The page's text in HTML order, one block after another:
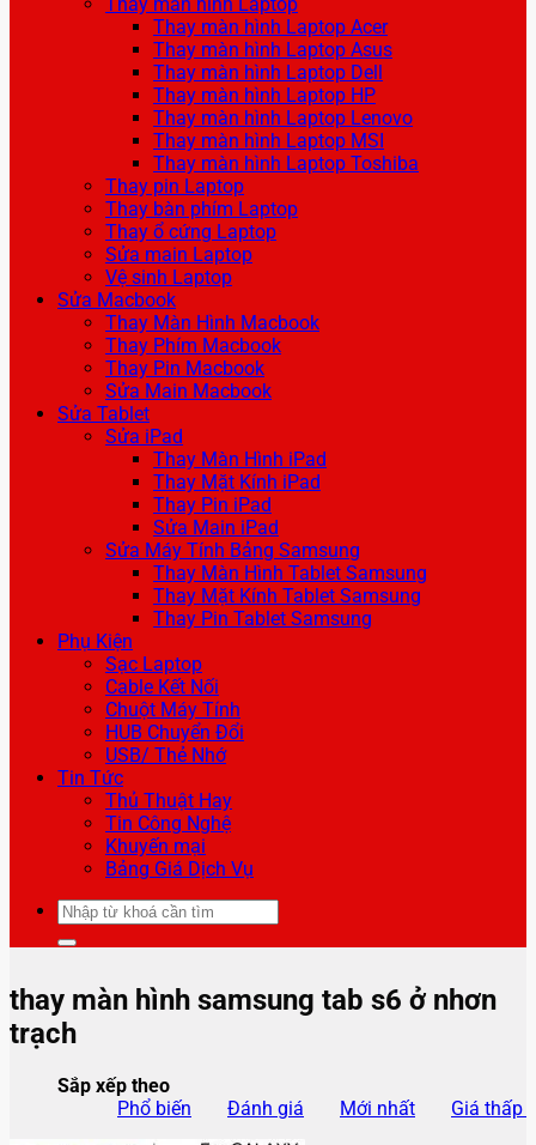
Thay màn hình Laptop Acer
Thay màn hình Laptop Asus
Thay màn hình Laptop Dell
Thay màn hình Laptop HP
Thay màn hình Laptop Lenovo
Thay màn hình Laptop MSI
Thay màn hình Laptop Toshiba
Thay pin Laptop
Thay bàn phím Laptop
Thay ổ cứng Laptop
Sửa main Laptop
Vệ sinh Laptop
Sửa Macbook
Thay Màn Hình Macbook
Thay Phím Macbook
Thay Pin Macbook
Sửa Main Macbook
Sửa Tablet
Sửa iPad
Thay Màn Hình iPad
Thay Mặt Kính iPad
Thay Pin iPad
Sửa Main iPad
Sửa Máy Tính Bảng Samsung
Thay Màn Hình Tablet Samsung
Thay Mặt Kính Tablet Samsung
Thay Pin Tablet Samsung
Phụ Kiện
Sạc Laptop
Cable Kết Nối
Chuột Máy Tính
HUB Chuyển Đổi
USB/ Thẻ Nhớ
Tin Tức
Thủ Thuật Hay
Tin Công Nghệ
Khuyến mại
Bảng Giá Dịch Vụ
Tìm
kiếm:
thay màn hình samsung tab s6 ở nhơn
trạch
Sắp xếp theo
Phổ biến
Đánh giá Mới nhất Giá thấp